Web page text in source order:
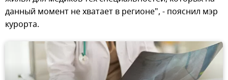
данный момент не хватает в регионе", - пояснил мэр
курорта.